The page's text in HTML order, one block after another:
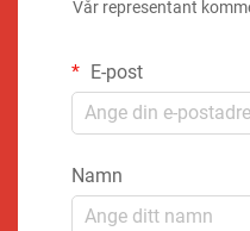
Vår representant
E-post
Namn